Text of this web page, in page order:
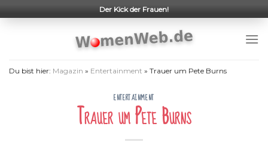
to
Der Kick der Frauen!
Du bist hier: Magazin » Entertainment » Trauer um Pete Burns
ENTERTAINMENT
Trauer um Pete Burns